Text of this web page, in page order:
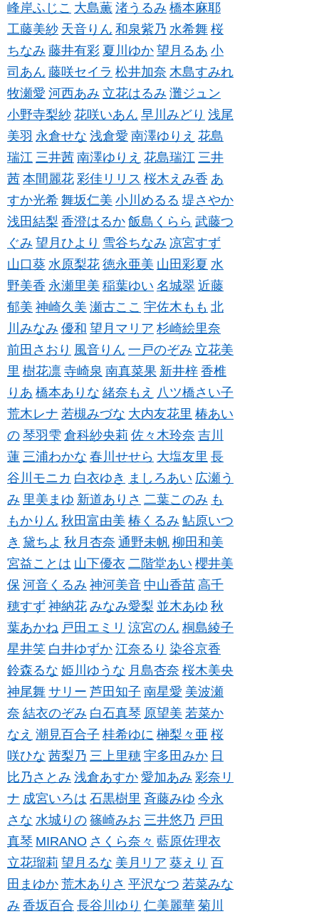
峰岸ふじこ 大島薫 渚うるみ 橋本麻耶
工藤美紗 天音りん 和泉紫乃 水希舞 桜
ちなみ 藤井有彩 夏川ゆか 望月るあ 小
司あん 藤咲セイラ 松井加奈 木島すみれ
牧瀬愛 河西あみ 立花はるみ 灘ジュン
小野寺梨紗 花咲いあん 早川みどり 浅尾
美羽 永倉せな 浅倉愛 南澤ゆりえ 花島
瑞江 三井茜 南澤ゆりえ 花島瑞江 三井
茜 本間麗花 彩佳リリス 桜木えみ香 あ
すか光希 舞坂仁美 小川めるる 堤さやか
浅田結梨 香澄はるか 飯島くらら 武藤つ
ぐみ 望月ひより 雪谷ちなみ 凉宮すず
山口葵 水原梨花 徳永亜美 山田彩夏 水
野美香 永瀬里美 稲葉ゆい 名城翠 近藤
郁美 神崎久美 瀬古ここ 宇佐木もも 北
川みなみ 優和 望月マリア 杉崎絵里奈
前田さおり 風音りん 一戸のぞみ 立花美
里 樹花凛 寺崎泉 南真菜果 新井梓 香椎
りあ 橋本ありな 緒奈もえ 八ツ橋さい子
荒木レナ 若槻みづな 大内友花里 椿あい
の 琴羽雫 倉科紗央莉 佐々木玲奈 吉川
蓮 三浦わかな 春川せせら 大塩友里 長
谷川モニカ 白衣ゆき ましろあい 広瀬う
み 里美まゆ 新道ありさ 二葉このみ も
もかりん 秋田富由美 椿くるみ 鮎原いつ
き 黛ちよ 秋月杏奈 通野未帆 柳田和美
宮益ことは 山下優衣 二階堂あい 櫻井美
保 河音くるみ 神河美音 中山香苗 高千
穂すず 神納花 みなみ愛梨 並木あゆ 秋
葉あかね 戸田エミリ 涼宮のん 桐島綾子
星井笑 白井ゆずか 江奈るり 染谷京香
鈴森るな 姫川ゆうな 月島杏奈 桜木美央
神尾舞 サリー 芦田知子 南星愛 美波瀬
奈 結衣のぞみ 白石真琴 原望美 若菜か
なえ 潮見百合子 桂希ゆに 榊梨々亜 桜
咲ひな 茜梨乃 三上里穂 宇多田みか 日
比乃さとみ 浅倉あすか 愛加あみ 彩奈リ
ナ 成宮いろは 石黒樹里 斉藤みゆ 今永
さな 水城りの 篠崎みお 三井悠乃 戸田
真琴 MIRANO さくら奈々 藍原佐理衣
立花瑠莉 望月るな 美月リア 葵えり 百
田まゆか 荒木ありさ 平沢なつ 若菜みな
み 香坂百合 長谷川ゆり 仁美麗華 菊川